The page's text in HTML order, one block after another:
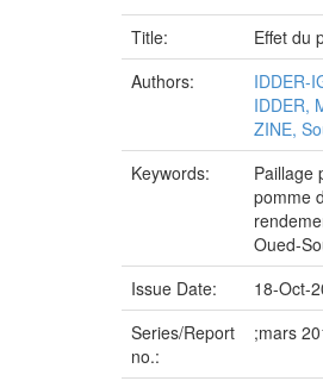
Title:
Effet du
Authors:
IDDER-
IDDER,
ZINE,
Keywords:
Paillage
pomme
Oued-
Issue Date:
18-Oct-
Series/Report
no.:
;mars